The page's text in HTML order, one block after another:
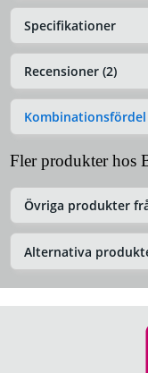
Specifikationer
Recensioner (2)
Kombinationsfördel
Fler produkter hos
Övriga produkter
Alternativa